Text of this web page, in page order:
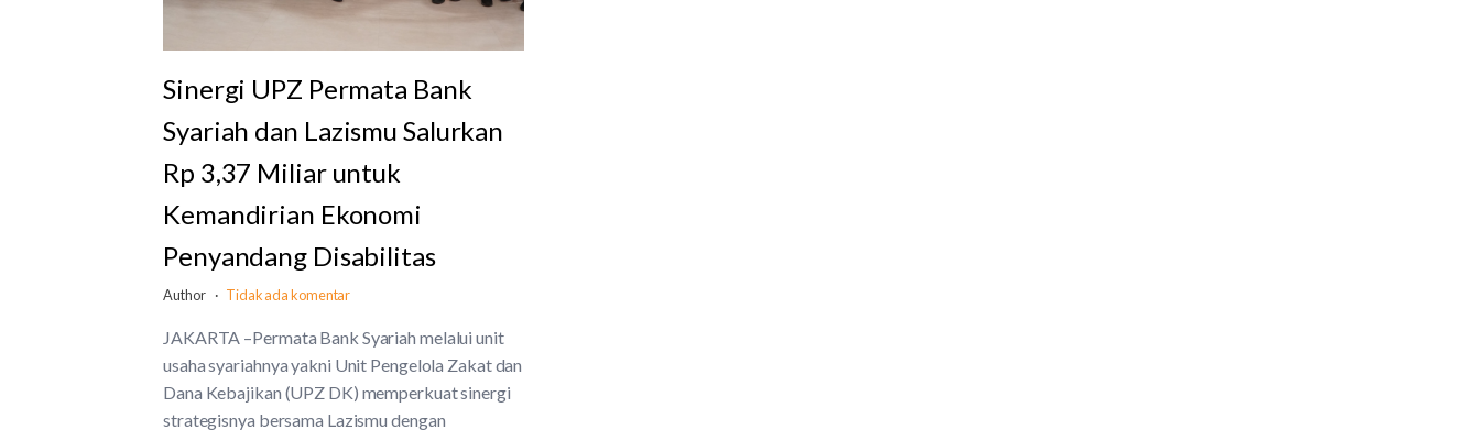
Sinergi UPZ Permata Bank
Syariah dan Lazismu Salurkan
Rp 3,37 Miliar untuk
Kemandirian Ekonomi
Penyandang Disabilitas
Author Tidak ada komentar
JAKARTA –Permata Bank Syariah melalui unit
usaha syariahnya yakni Unit Pengelola Zakat dan
Dana Kebajikan (UPZ DK) memperkuat sinergi
strategisnya bersama Lazismu dengan